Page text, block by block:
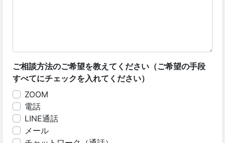
ご相談方法のご希望を教えてください（ご希望の手段
すべてにチェックを入れてください）
ZOOM
電話
LINE通話
メール